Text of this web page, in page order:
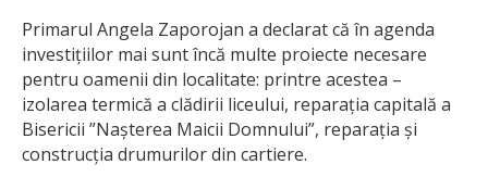
Primarul Angela Zaporojan a declarat că în agenda
investițiilor mai sunt încă multe proiecte necesare
pentru oamenii din localitate: printre acestea –
izolarea termică a clădirii liceului, reparația capitală a
Bisericii ”Nașterea Maicii Domnului”, reparația și
construcția drumurilor din cartiere.